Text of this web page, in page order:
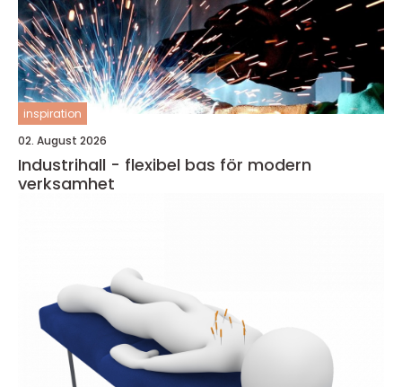
inspiration
02. August 2026
Industrihall - flexibel bas för modern
verksamhet